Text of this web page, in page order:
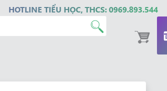
HOTLINE TIỂU HỌC, THCS: 0969.893.544